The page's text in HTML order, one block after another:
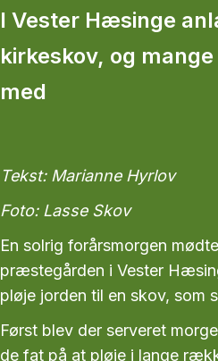
I Vester Hæsinge
kirkeskov, og
med
Tekst: Marianne Hyrlov
Foto: Lasse Skov
En solrig forårsmorgen
præstegården i Vester
pløje jorden til en skov, som
Først blev der serveret
de fat på at pløje i lange